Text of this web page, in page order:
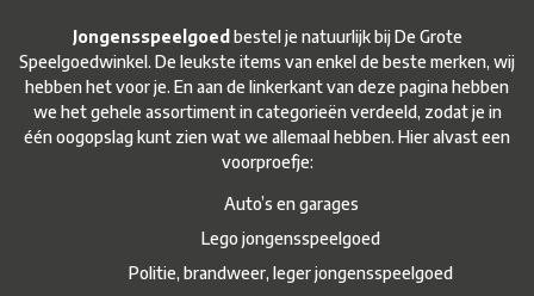
Jongensspeelgoed bestel je natuurlijk bij De Grote
Speelgoedwinkel. De leukste items van enkel de beste merken, wij
hebben het voor je. En aan de linkerkant van deze pagina hebben
we het gehele assortiment in categorieën verdeeld, zodat je in
één oogopslag kunt zien wat we allemaal hebben. Hier alvast een
voorproefje:
Auto’s en garages
Lego jongensspeelgoed
Politie, brandweer, leger jongensspeelgoed